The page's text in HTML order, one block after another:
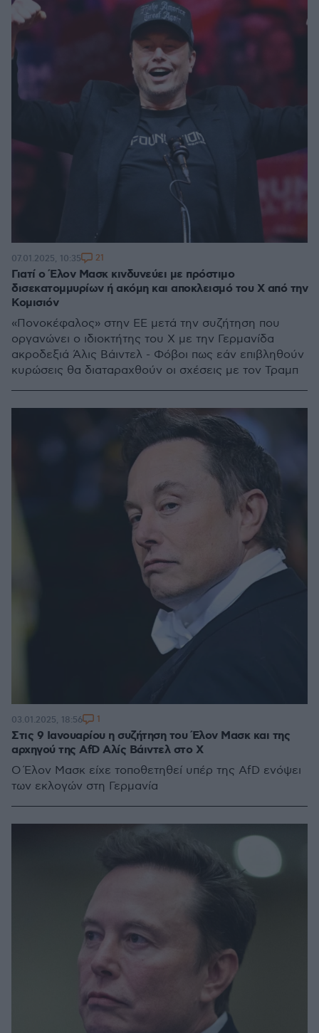
Γιατί ο Έλον Μασκ κινδυνεύει με πρόστιμο
δισεκατομμυρίων ή ακόμη και αποκλεισμό του X από την
Κομισιόν
«Πονοκέφαλος» στην ΕΕ μετά την συζήτηση που
οργανώνει ο ιδιοκτήτης του Χ με την Γερμανίδα
ακροδεξιά Άλις Βάιντελ - Φόβοι πως εάν επιβληθούν
κυρώσεις θα διαταραχθούν οι σχέσεις με τον Τραμπ
07.01.2025, 10:35 21
Στις 9 Ιανουαρίου η συζήτηση του Έλον Μασκ και της
αρχηγού της AfD Αλίς Βάιντελ στο Χ
Ο Έλον Μασκ είχε τοποθετηθεί υπέρ της AfD ενόψει
των εκλογών στη Γερμανία
03.01.2025, 18:56 1